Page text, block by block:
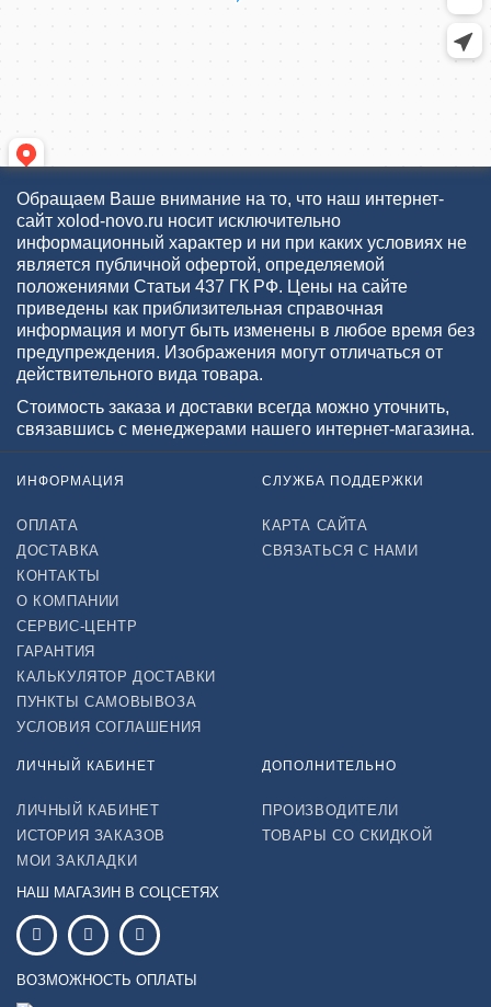
Обращаем Ваше внимание на то, что наш интернет-
сайт xolod-novo.ru носит исключительно
информационный характер и ни при каких условиях не
является публичной офертой, определяемой
положениями Статьи 437 ГК РФ. Цены на сайте
приведены как приблизительная справочная
информация и могут быть изменены в любое время без
предупреждения. Изображения могут отличаться от
действительного вида товара.
Стоимость заказа и доставки всегда можно уточнить,
связавшись с менеджерами нашего интернет-магазина.
ИНФОРМАЦИЯ
ОПЛАТА
ДОСТАВКА
КОНТАКТЫ
О КОМПАНИИ
СЕРВИС-ЦЕНТР
ГАРАНТИЯ
КАЛЬКУЛЯТОР ДОСТАВКИ
ПУНКТЫ САМОВЫВОЗА
УСЛОВИЯ СОГЛАШЕНИЯ
СЛУЖБА ПОДДЕРЖКИ
КАРТА САЙТА
СВЯЗАТЬСЯ С НАМИ
ЛИЧНЫЙ КАБИНЕТ
ЛИЧНЫЙ КАБИНЕТ
ИСТОРИЯ ЗАКАЗОВ
МОИ ЗАКЛАДКИ
ДОПОЛНИТЕЛЬНО
ПРОИЗВОДИТЕЛИ
ТОВАРЫ СО СКИДКОЙ
НАШ МАГАЗИН В СОЦСЕТЯХ
ВОЗМОЖНОСТЬ ОПЛАТЫ